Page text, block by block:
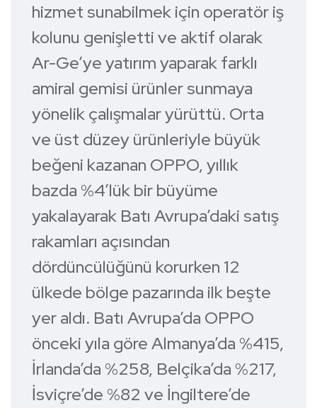
hizmet sunabilmek için operatör iş
kolunu genişletti ve aktif olarak
Ar-Ge’ye yatırım yaparak farklı
amiral gemisi ürünler sunmaya
yönelik çalışmalar yürüttü. Orta
ve üst düzey ürünleriyle büyük
beğeni kazanan OPPO, yıllık
bazda %4’lük bir büyüme
yakalayarak Batı Avrupa’daki satış
rakamları açısından
dördüncülüğünü korurken 12
ülkede bölge pazarında ilk beşte
yer aldı. Batı Avrupa’da OPPO
önceki yıla göre Almanya’da %415,
İrlanda’da %258, Belçika’da %217,
İsviçre’de %82 ve İngiltere’de